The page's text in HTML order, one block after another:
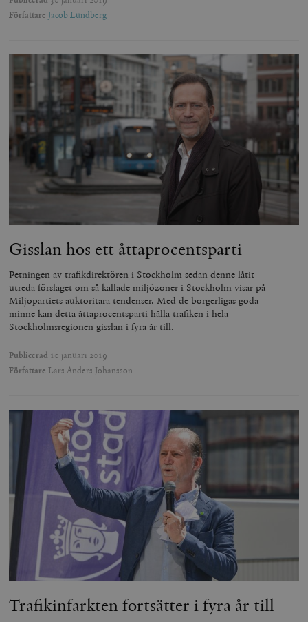
Författare Jacob Lundberg
Gisslan hos ett åttaprocentsparti
Petningen av trafikdirektören i Stockholm sedan denne låtit
utreda förslaget om så kallade miljözoner i Stockholm visar på
Miljöpartiets auktoritära tendenser. Med de borgerligas goda
minne kan detta åttaprocentsparti hålla trafiken i hela
Stockholmsregionen gisslan i fyra år till.
Publicerad 10 januari 2019
Författare Lars Anders Johansson
Trafikinfarkten fortsätter i fyra år till